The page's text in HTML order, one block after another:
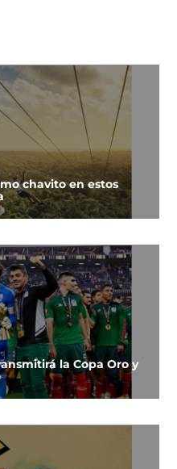
chavito en estos
la Copa Oro y